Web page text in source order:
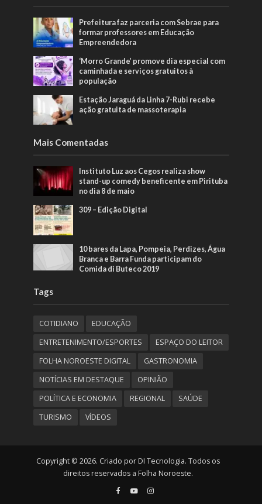
Prefeitura faz parceria com Sebrae para
formar professores em Educação
Empreendedora
‘Morro Grande’ promove dia especial com
caminhada e serviços gratuitos à
população
Estação Jaraguá da Linha 7-Rubi recebe
ação gratuita de massoterapia
Mais Comentadas
Instituto Luz aos Cegos realiza show
stand-up comedy beneficente em Pirituba
no dia 8 de maio
309 – Edição Digital
10 bares da Lapa, Pompeia, Perdizes, Água
Branca e Barra Funda participam do
Comida di Buteco 2019
Tags
COTIDIANO
EDUCAÇÃO
ENTRETENIMENTO/ESPORTES
ESPAÇO DO LEITOR
FOLHA NOROESTE DIGITAL
GASTRONOMIA
NOTÍCIAS EM DESTAQUE
OPINIÃO
POLÍTICA E ECONOMIA
REGIONAL
SAÚDE
TURISMO
VÍDEOS
Copyright © 2026. Criado por DI Tecnologia. Todos os
direitos reservados a Folha Noroeste.